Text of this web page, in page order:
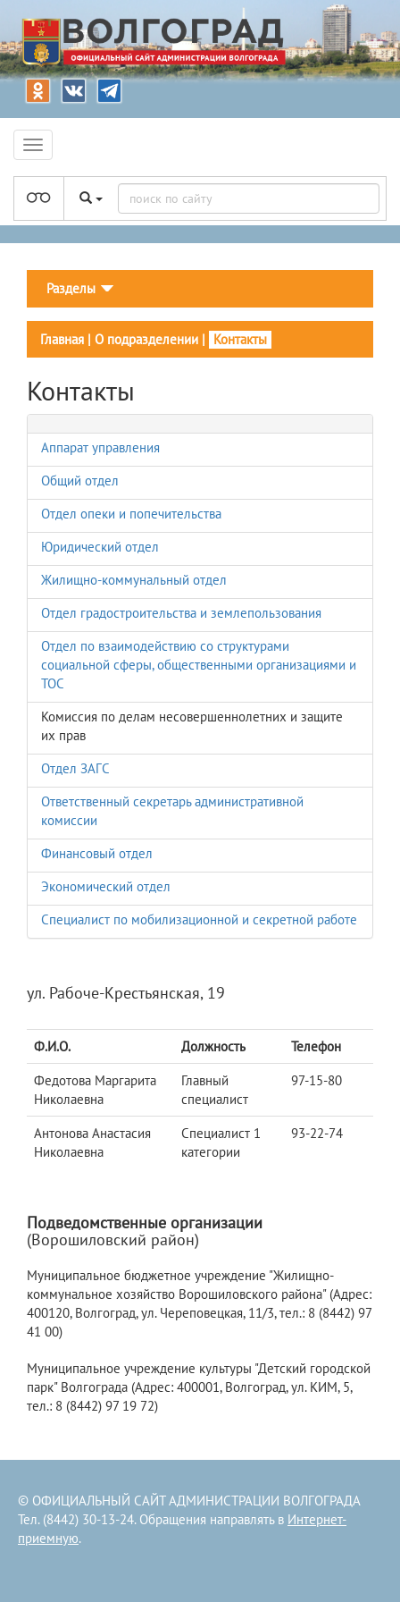
Разделы
Главная | О подразделении | Контакты
Контакты
Аппарат управления
Общий отдел
Отдел опеки и попечительства
Юридический отдел
Жилищно-коммунальный отдел
Отдел градостроительства и землепользования
Отдел по взаимодействию со структурами
социальной сферы, общественными организациями и
ТОС
Комиссия по делам несовершеннолетних и защите
их прав
Отдел ЗАГС
Ответственный секретарь административной
комиссии
Финансовый отдел
Экономический отдел
Специалист по мобилизационной и секретной работе
ул. Рабоче-Крестьянская, 19
Ф.И.О. Должность
Телефон
Федотова Маргарита
Николаевна
Главный
специалист
97-15-80
Антонова Анастасия
Николаевна
Специалист 1
категории
93-22-74
Подведомственные организации
(Ворошиловский район)
Муниципальное бюджетное учреждение "Жилищно-
коммунальное хозяйство Ворошиловского района" (Адрес:
400120, Волгоград, ул. Череповецкая, 11/3, тел.: 8 (8442) 97
41 00)
Муниципальное учреждение культуры "Детский городской
парк" Волгограда (Адрес: 400001, Волгоград, ул. КИМ, 5,
тел.: 8 (8442) 97 19 72)
© ОФИЦИАЛЬНЫЙ САЙТ АДМИНИСТРАЦИИ ВОЛГОГРАДА
Тел. (8442) 30-13-24. Обращения направлять в Интернет-
приемную.